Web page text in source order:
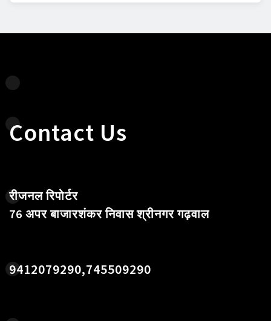
Contact Us
रीजनल रिपोर्टर
76 अपर बाजारशंकर निवास श्रीनगर गढ़वाल
9412079290,745509290